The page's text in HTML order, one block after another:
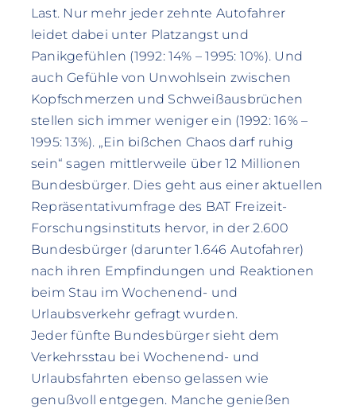
Last. Nur mehr jeder zehnte Autofahrer
leidet dabei unter Platzangst und
Panikgefühlen (1992: 14% – 1995: 10%). Und
auch Gefühle von Unwohlsein zwischen
Kopfschmerzen und Schweißausbrüchen
stellen sich immer weniger ein (1992: 16% –
1995: 13%). „Ein bißchen Chaos darf ruhig
sein“ sagen mittlerweile über 12 Millionen
Bundesbürger. Dies geht aus einer aktuellen
Repräsentativumfrage des BAT Freizeit-
Forschungsinstituts hervor, in der 2.600
Bundesbürger (darunter 1.646 Autofahrer)
nach ihren Empfindungen und Reaktionen
beim Stau im Wochenend- und
Urlaubsverkehr gefragt wurden.
Jeder fünfte Bundesbürger sieht dem
Verkehrsstau bei Wochenend- und
Urlaubsfahrten ebenso gelassen wie
genußvoll entgegen. Manche genießen